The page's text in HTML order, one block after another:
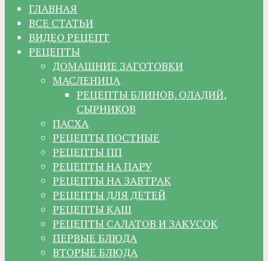
ГЛАВНАЯ
ВСЕ СТАТЬИ
ВИДЕО РЕЦЕПТ
РЕЦЕПТЫ
ДОМАШНИЕ ЗАГОТОВКИ
МАСЛЕНИЦА
РЕЦЕПТЫ БЛИНОВ, ОЛАДИЙ,
СЫРНИКОВ
ПАСХА
РЕЦЕПТЫ ПОСТНЫЕ
РЕЦЕПТЫ ПП
РЕЦЕПТЫ НА ПАРУ
РЕЦЕПТЫ НА ЗАВТРАК
РЕЦЕПТЫ ДЛЯ ДЕТЕЙ
РЕЦЕПТЫ КАШ
РЕЦЕПТЫ САЛАТОВ И ЗАКУСОК
ПЕРВЫЕ БЛЮДА
ВТОРЫЕ БЛЮДА